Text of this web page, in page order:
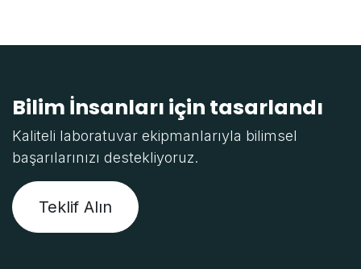
Bilim İnsanları için tasarlandı
Kaliteli laboratuvar ekipmanlarıyla bilimsel
başarılarınızı destekliyoruz.
Teklif Alın